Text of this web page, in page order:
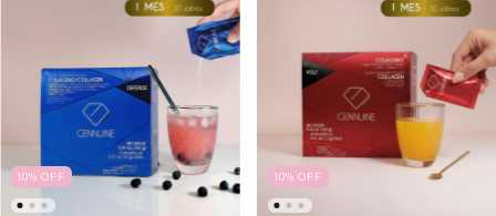
10% OFF 10% OFF